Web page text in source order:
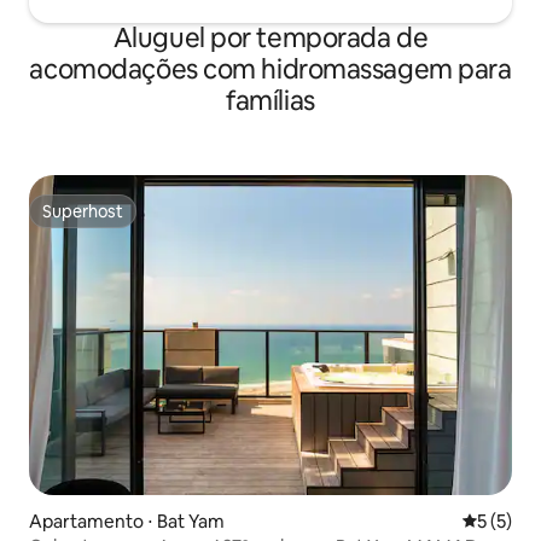
Aluguel por temporada de
acomodações com hidromassagem para
famílias
Superhost
Superhost
Apartamento ⋅ Bat Yam 5 de
5 (5)